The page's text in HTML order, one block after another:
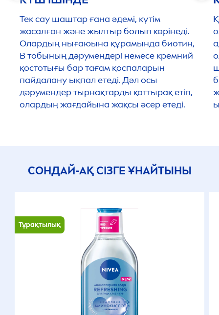
Тек сау шаштар ғана әдемі, күтім
жасалған және жылтыр болып көрінеді.
Олардың нығаюына құрамында биотин,
В тобының дәрумендері немесе кремний
қостотығы бар тағам қоспаларын
пайдалану ықпал етеді. Дәл осы
дәрумендер тырнақтарды қаттырақ етіп,
олардың жағдайына жақсы әсер етеді.
СОНДАЙ-АҚ СІЗГЕ ҰНАЙТЫНЫ
Тұрақтылық